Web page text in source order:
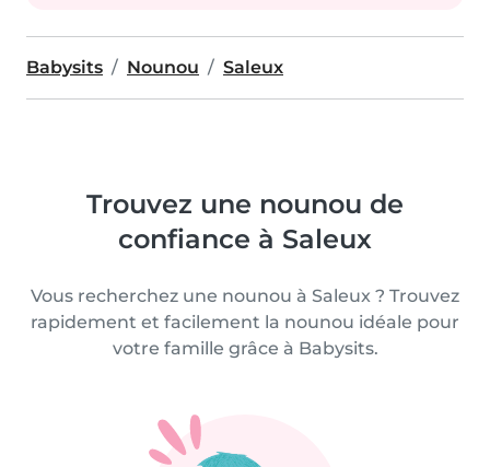
Babysits Nounou Saleux
Trouvez une nounou de
confiance à Saleux
Vous recherchez une nounou à Saleux ? Trouvez
rapidement et facilement la nounou idéale pour
votre famille grâce à Babysits.